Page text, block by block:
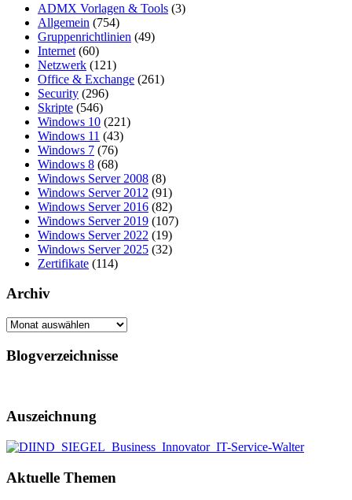
ADMX Vorlagen & Tools (3)
Allgemein (754)
Gruppenrichtlinien (49)
Internet (60)
Netzwerk (121)
Office & Exchange (261)
Security (296)
Skripte (546)
Windows 10 (221)
Windows 11 (43)
Windows 7 (76)
Windows 8 (68)
Windows Server 2008 (8)
Windows Server 2012 (91)
Windows Server 2016 (82)
Windows Server 2019 (107)
Windows Server 2022 (19)
Windows Server 2025 (32)
Zertifikate (114)
Archiv
Archiv
Blogverzeichnisse
Auszeichnung
Aktuelle Themen